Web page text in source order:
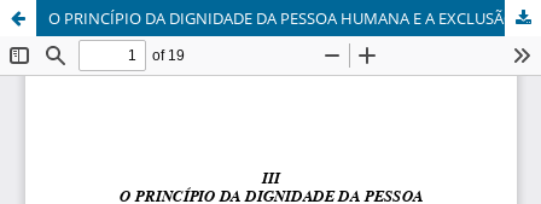
O PRINCÍPIO DA DIGNIDADE DA PESSOA HUMANA E A EXCLUSÃO SOCIAL